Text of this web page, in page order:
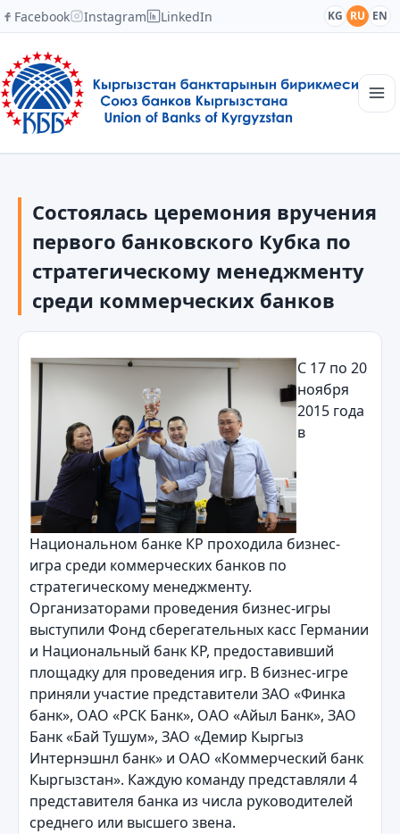
Facebook Instagram LinkedIn KG RU EN
Новости
Академия
Члены и партнеры
Сотрудничество
Контакты
Состоялась церемония вручения
первого банковского Кубка по
стратегическому менеджменту
среди коммерческих банков
С 17 по 20
ноября
2015 года
в
Национальном банке КР проходила бизнес-
игра среди коммерческих банков по
стратегическому менеджменту.
Организаторами проведения бизнес-игры
выступили Фонд сберегательных касс Германии
и Национальный банк КР, предоставивший
площадку для проведения игр. В бизнес-игре
приняли участие представители ЗАО «Финка
банк», ОАО «РСК Банк», ОАО «Айыл Банк», ЗАО
Банк «Бай Тушум», ЗАО «Демир Кыргыз
Интернэшнл банк» и ОАО «Коммерческий банк
Кыргызстан». Каждую команду представляли 4
представителя банка из числа руководителей
среднего или высшего звена.